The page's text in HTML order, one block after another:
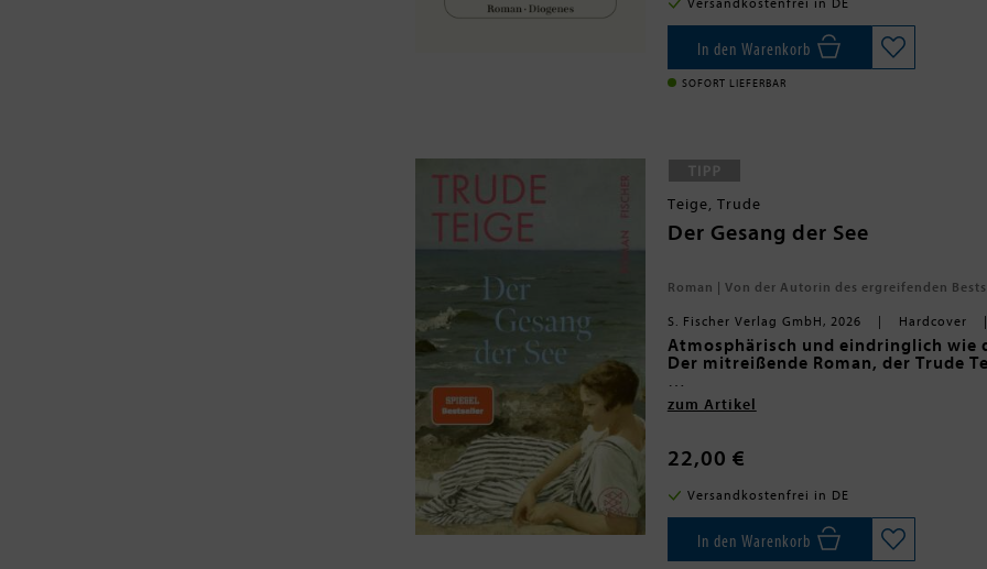
Versandkostenfrei in DE
In den Warenkorb
SOFORT LIEFERBAR
Teige, Trude
Der Gesang der See
Roman | Von der Autorin des ergreifenden
S. Fischer Verlag GmbH, 2026 Hardcover
Atmosphärisch und eindringlich wie
Der mitreißende Roman, der Trude
Auf der kleinen Fischer-Insel an der
Natur überwältigend. Die junge
Schären nicht selbst geleiten. _Doch
steht _die schwangere Kristiane
das Lotsenmandat entziehen. Auf
gewähren kann, gerät sie in tiefen
Eine junge Schifferin zwischen
recherchiert und inspiriert von ihrer
zum Artikel
22,00 €
Versandkostenfrei in DE
In den Warenkorb